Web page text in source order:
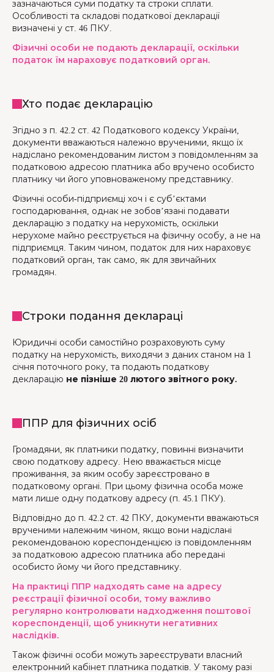
зазначаються суми податку та строки сплати.
Особливості та складові податкової декларації
визначені у ст. 46 ПКУ.
Фізичні особи не подають декларації, оскільки
податок їм нараховує податковий орган.
Хто подає декларацію
Згідно з п. 42.2 ст. 42 Податкового кодексу України,
документи вважаються належно врученими, якщо їх
надіслано рекомендованим листом з повідомленням за
податковою адресою платника або вручено особисто
платнику чи його уповноваженому представнику.
Фізичні особи-підприємці хоч і є суб’єктами
господарювання, однак не зобов’язані подавати
декларацію з податку на нерухомість, оскільки
нерухоме майно реєструється на фізичну особу, а не на
підприємця. Таким чином, податок для них нараховує
податковий орган, так само, як для звичайних
громадян.
Строки подання деклараці
Юридичні особи самостійно розраховують суму
податку на нерухомість, виходячи з даних станом на 1
січня поточного року, та подають податкову
декларацію не пізніше 20 лютого звітного року.
ППР для фізичних осіб
Громадяни, як платники податку, повинні визначити
свою податкову адресу. Нею вважається місце
проживання, за яким особу зареєстровано в
податковому органі. При цьому фізична особа може
мати лише одну податкову адресу (п. 45.1 ПКУ).
Відповідно до п. 42.2 ст. 42 ПКУ, документи вважаються
врученими належним чином, якщо вони надіслані
рекомендованою кореспонденцією із повідомленням
за податковою адресою платника або передані
особисто йому чи його представнику.
На практиці ППР надходять саме на адресу
реєстрації фізичної особи, тому важливо
регулярно контролювати надходження поштової
кореспонденції, щоб уникнути негативних
наслідків.
Також фізичні особи можуть зареєструвати власний
електронний кабінет платника податків. У такому разі